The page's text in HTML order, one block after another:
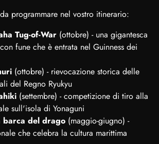
programmare nel vostro itinerario:
Tug-of-War (ottobre) - una gigantesca
fune che è entrata nel Guinness dei
(ottobre) - rievocazione storica delle
del Regno Ryukyu
(settembre) - competizione di tiro alla
sull'isola di Yonaguni
barca del drago (maggio-giugno) -
che celebra la cultura marittima